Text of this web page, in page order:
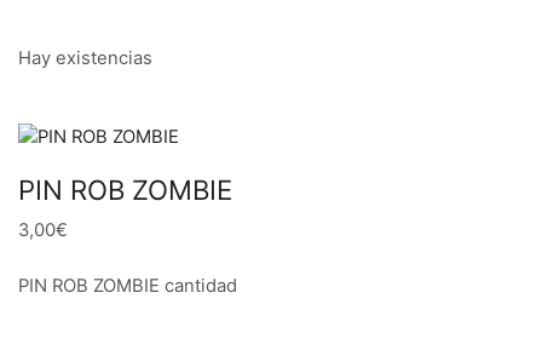
Hay existencias
PIN ROB ZOMBIE
3,00€
PIN ROB ZOMBIE cantidad